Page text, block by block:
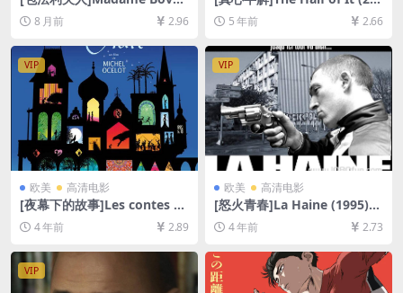
y (1991)[百度网盘+夸克网盘1
080P超清未删减资源][网盘在
线播放/下载][MP4/10GB][中
文字幕]
8 月前 2.96
20)[百度网盘+迅雷云盘资源1
080P超清未删减][MP4/6.6G
B][中英字幕]
5 年前 2.66
VIP
欧美 高清电影
[夜幕下的故事]Les contes de
la nuit (2011)[百度网盘+迅雷
云盘资源1080P超清未删减]
[MP4/5GB][中文字幕]
4 年前 2.89
VIP
欧美 高清电影
[怒火青春]La Haine (1995)
[百度网盘+迅雷云盘资源1080
P超清未删减][MP4/6GB][中
文字幕]
4 年前 2.73
VIP